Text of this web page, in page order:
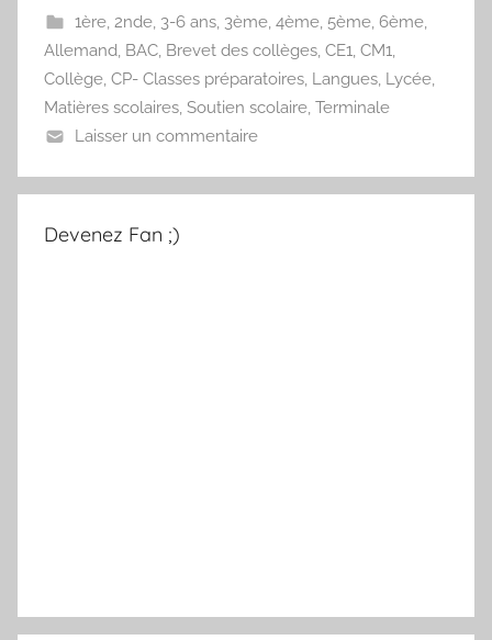
1ère, 2nde, 3-6 ans, 3ème, 4ème, 5ème, 6ème,
Allemand, BAC, Brevet des collèges, CE1, CM1,
Collège, CP- Classes préparatoires, Langues, Lycée,
Matières scolaires, Soutien scolaire, Terminale
Laisser un commentaire
Devenez Fan ;)